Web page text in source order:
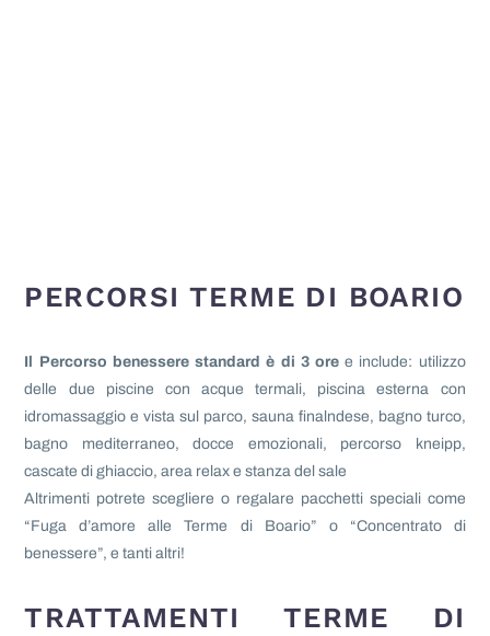
PERCORSI TERME DI BOARIO
Il Percorso benessere standard è di 3 oree include: utilizzo
delle due piscine con acque termali, piscina esterna con
idromassaggio e vista sul parco, sauna finalndese, bagno turco,
bagno mediterraneo, docce emozionali, percorso kneipp,
cascate di ghiaccio, area relax e stanza del sale
Altrimenti potrete scegliere o regalare pacchetti speciali come
“Fuga d’amore alle Terme di Boario” o “Concentrato di
benessere”, e tanti altri!
TRATTAMENTI TERME DI